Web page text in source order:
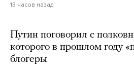
13 часов назад
Путин поговорил с
которого в прошлом году
блогеры